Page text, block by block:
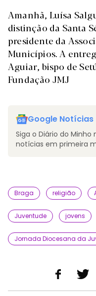
Amanhã, Luísa
distinção da Santa
presidente da
Municípios. A
Aguiar, bispo de
Fundação JMJ
Google Notícias
Siga o Diário do Minho
notícias em primeira
Braga religião
Juventude jovens
Jornada Diocesana da